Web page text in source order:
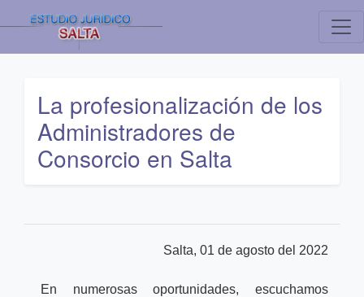
La profesionalización de los
Administradores de
Consorcio en Salta
Salta, 01 de agosto del 2022
En numerosas oportunidades, escuchamos